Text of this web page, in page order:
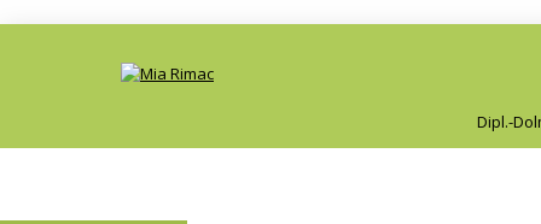
Dipl.-